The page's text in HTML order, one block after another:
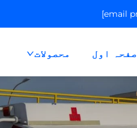
صفحہ اول محصولات